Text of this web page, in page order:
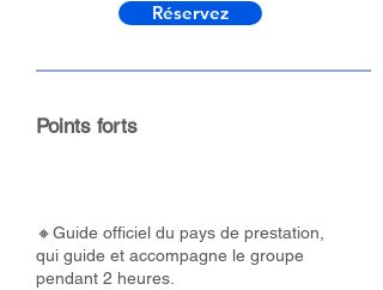
Réservez
Points forts
🔸Guide officiel du pays de prestation,
qui guide et accompagne le groupe
pendant 2 heures.